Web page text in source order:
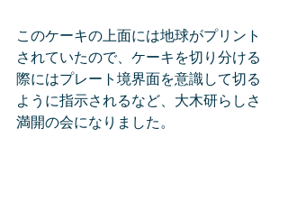
このケーキの上面には地球がプリント
されていたので、ケーキを切り分ける
際にはプレート境界面を意識して切る
ように指示されるなど、大木研らしさ
満開の会になりました。